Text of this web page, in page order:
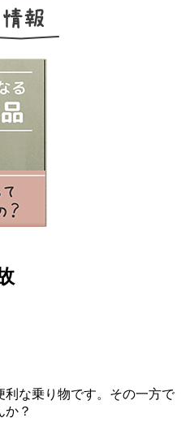
利な乗り物です。その一方で
か？